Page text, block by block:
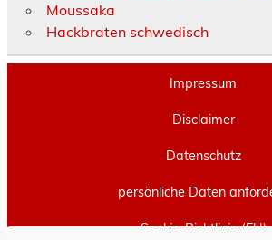
Moussaka
Hackbraten schwedisch
Impressum
Disclaimer
Datenschutz
persönliche Daten
Cookie-Richtlinie (EU)